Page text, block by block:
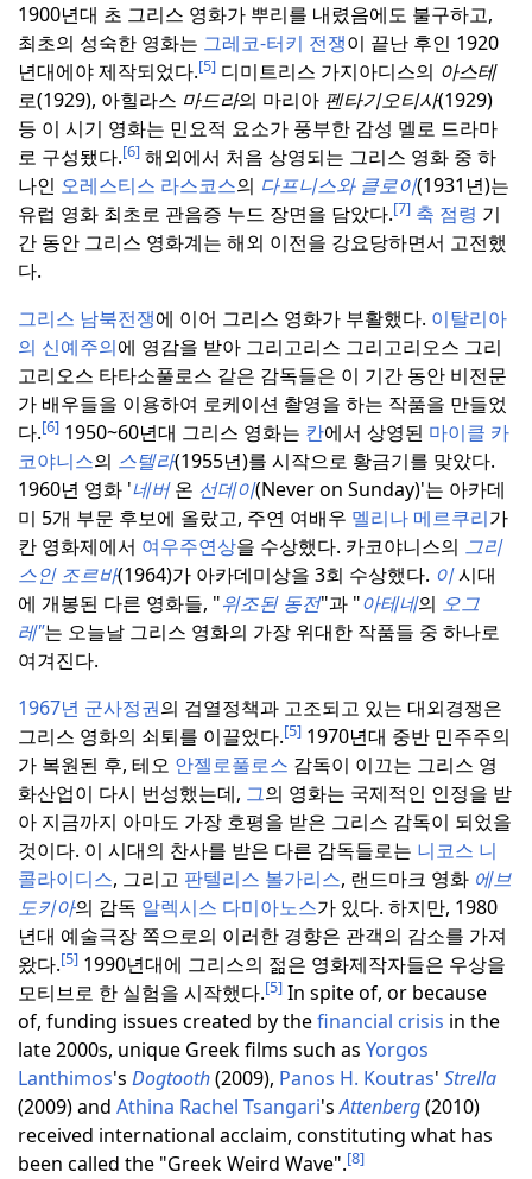
1900년대 초 그리스 영화가 뿌리를 내렸음에도 불구하고,
최초의 성숙한 영화는 그레코-터키 전쟁이 끝난 후인 1920
년대에야 제작되었다.[5] 디미트리스 가지아디스의 아스테
로(1929), 아힐라스 마드라의 마리아 펜타기오티사(1929)
등 이 시기 영화는 민요적 요소가 풍부한 감성 멜로 드라마
로 구성됐다.[6] 해외에서 처음 상영되는 그리스 영화 중 하
나인 오레스티스 라스코스의 다프니스와 클로이(1931년)는
유럽 영화 최초로 관음증 누드 장면을 담았다.[7] 축 점령 기
간 동안 그리스 영화계는 해외 이전을 강요당하면서 고전했
다.
그리스 남북전쟁에 이어 그리스 영화가 부활했다. 이탈리아
의 신예주의에 영감을 받아 그리고리스 그리고리오스 그리
고리오스 타타소풀로스 같은 감독들은 이 기간 동안 비전문
가 배우들을 이용하여 로케이션 촬영을 하는 작품을 만들었
다.[6] 1950~60년대 그리스 영화는 칸에서 상영된 마이클 카
코야니스의 스텔라(1955년)를 시작으로 황금기를 맞았다.
1960년 영화 '네버온 선데이(Never on Sunday)'는 아카데
미 5개 부문 후보에 올랐고, 주연 여배우 멜리나 메르쿠리가
칸 영화제에서 여우주연상을 수상했다. 카코야니스의 그리
스인 조르바(1964)가 아카데미상을 3회 수상했다. 이시대
에 개봉된 다른 영화들, "위조된 동전"과 "아테네의 오그
레"는 오늘날 그리스 영화의 가장 위대한 작품들 중 하나로
여겨진다.
1967년 군사정권의 검열정책과 고조되고 있는 대외경쟁은
그리스 영화의 쇠퇴를 이끌었다.[5] 1970년대 중반 민주주의
가 복원된 후, 테오 안젤로풀로스 감독이 이끄는 그리스 영
화산업이 다시 번성했는데, 그의 영화는 국제적인 인정을 받
아 지금까지 아마도 가장 호평을 받은 그리스 감독이 되었을
것이다. 이 시대의 찬사를 받은 다른 감독들로는 니코스 니
콜라이디스, 그리고 판텔리스 볼가리스, 랜드마크 영화 에브
도키아의 감독 알렉시스 다미아노스가 있다. 하지만, 1980
년대 예술극장 쪽으로의 이러한 경향은 관객의 감소를 가져
왔다.[5] 1990년대에 그리스의 젊은 영화제작자들은 우상을
모티브로 한 실험을 시작했다.[5] In spite of, or because
of, funding issues created by thefinancial crisis in the
late 2000s, unique Greek films such as Yorgos
Lanthimos's Dogtooth(2009), Panos H. Koutras' Strella
(2009) and Athina Rachel Tsangari'sAttenberg(2010)
received international acclaim, constituting what has
been called the "Greek Weird Wave".[8]